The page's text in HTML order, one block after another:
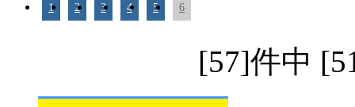
1 2 3 4 5 6
[57]件中